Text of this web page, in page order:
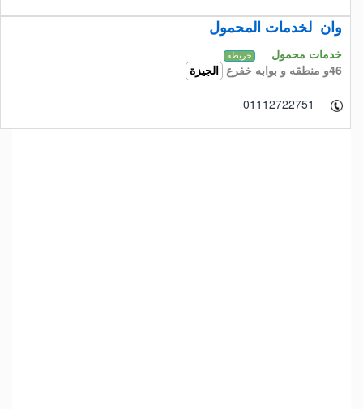
وان لخدمات المحمول
خدمات محمول خريطة
46و منطقه و بوابه خفرع الجيزة
01112722751